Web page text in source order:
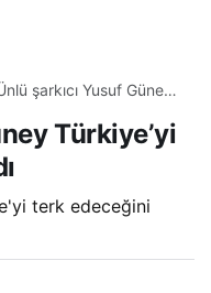
şarkıcı Yusuf Güney
Türkiye’yi
terk edeceğini